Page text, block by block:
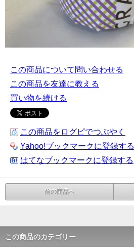
この商品について問い合わせる
この商品を友達に教える
買い物を続ける
この商品をログピでつぶやく
Yahoo!ブックマークに登録する
はてなブックマークに登録する
前の商品へ
この商品のカテゴリー